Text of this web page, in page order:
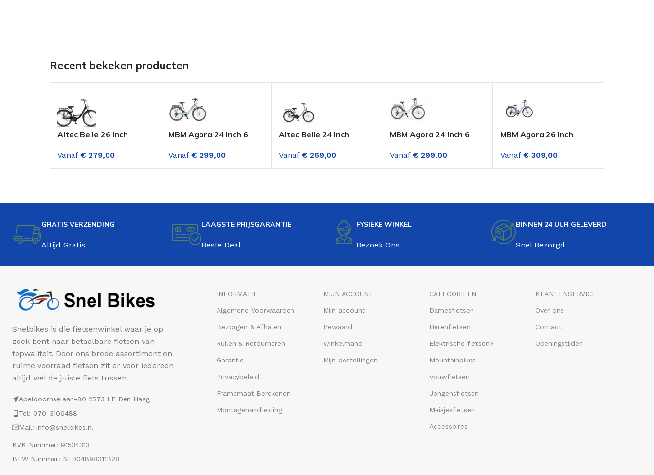
Recent bekeken producten
Altec Belle 26 Inch
Salmon
Vanaf € 279,00
MBM Agora 24 inch 6
Groen
Vanaf € 299,00
Altec Belle 24 Inch
Grijs
Vanaf € 269,00
MBM Agora 24 inch 6
Vanaf € 299,00
MBM Agora 26 inch
Versnellingen Blauw
Vanaf € 309,00
GRATIS VERZENDING
Altijd Gratis
LAAGSTE PRIJSGARANTIE
Beste Deal
FYSIEKE WINKEL
Bezoek Ons
BINNEN 24 UUR GELEVERD
Snel Bezorgd
Snelbikes is die fietsenwinkel waar je op
zoek bent naar betaalbare fietsen van
topwaliteit. Door ons brede assortiment en
ruime voorraad fietsen zit er voor iedereen
altijd wel de juiste fiets tussen.
Apeldoornselaan-80 2573 LP Den Haag
Tel: 070-3106488
Mail: info@snelbikes.nl
KVK Nummer: 91534313
BTW Nummer: NL004898311B28
INFORMATIE
Algemene Voorwaarden
Bezorgen & Afhalen
Ruilen & Retourneren
Garantie
Privacybeleid
Framemaat Berekenen
Montagehandleiding
MIJN ACCOUNT
Mijn account
Bewaard
Winkelmand
Mijn bestellingen
CATEGORIEËN
Damesfietsen
Herenfietsen
Elektrische fietsen⚡
Mountainbikes
Vouwfietsen
Jongensfietsen
Meisjesfietsen
Accessoires
KLANTENSERVICE
Over ons
Contact
Openingstijden